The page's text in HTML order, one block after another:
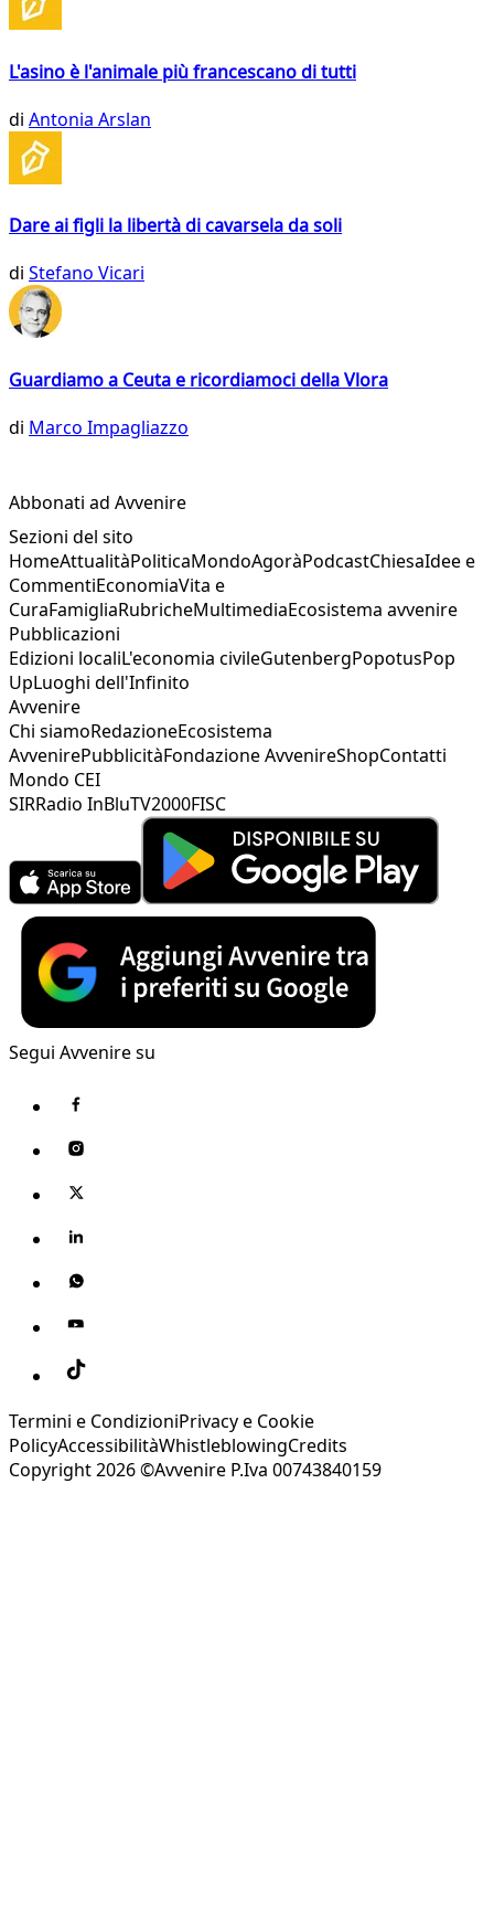
L'asino è l'animale più francescano di tutti
di Antonia Arslan
Dare ai figli la libertà di cavarsela da soli
di Stefano Vicari
Guardiamo a Ceuta e ricordiamoci della Vlora
di Marco Impagliazzo
Abbonati ad Avvenire
Sezioni del sito
HomeAttualitàPoliticaMondoAgoràPodcastChiesaIdee e
CommentiEconomiaVita e
CuraFamigliaRubricheMultimediaEcosistema avvenire
Pubblicazioni
Edizioni localiL'economia civileGutenbergPopotusPop
UpLuoghi dell'Infinito
Avvenire
Chi siamoRedazioneEcosistema
AvvenirePubblicitàFondazione AvvenireShopContatti
Mondo CEI
SIRRadio InBluTV2000FISC
Segui Avvenire su
Termini e CondizioniPrivacy e Cookie
PolicyAccessibilitàWhistleblowingCredits
Copyright 2026 ©Avvenire P.Iva 00743840159